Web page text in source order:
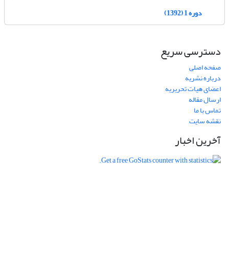
دوره 1 (1392)
دسترسی سریع
صفحه اصلی
درباره نشریه
اعضای هیات تحریریه
ارسال مقاله
تماس با ما
نقشه سایت
آخرین اخبار